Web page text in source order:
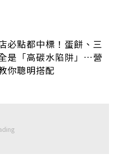
必點都中標！蛋餅、三
是「高碳水陷阱」…營
你聰明搭配